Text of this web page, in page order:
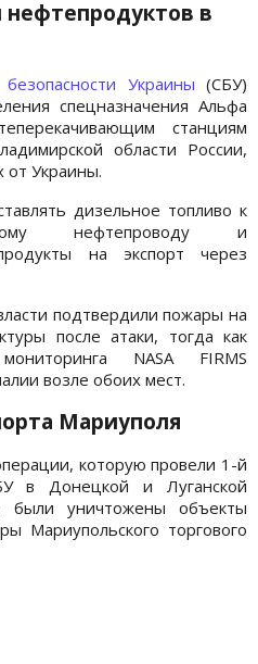
в
Украины (СБУ)
спецназначения Альфа
станциям
области России,
от Украины.
дизельное топливо к
нефтепроводу и
на экспорт через
подтвердили пожары на
после атаки, тогда как
NASA FIRMS
возле обоих мест.
Мариуполя
которую провели 1-й
в Донецкой и Луганской
уничтожены объекты
Мариупольского торгового